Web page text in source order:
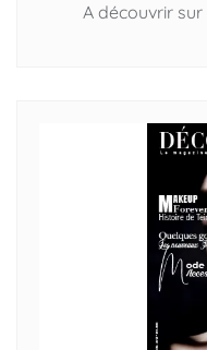
A découvrir sur